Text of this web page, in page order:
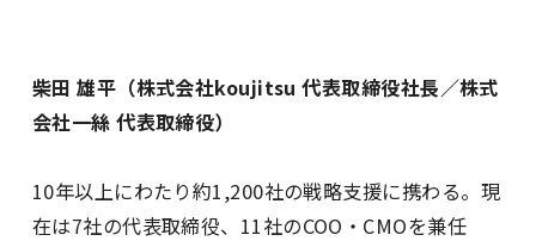
柴田 雄平（株式会社koujitsu 代表取締役社長／株式
会社一絲 代表取締役）
10年以上にわたり約1,200社の戦略支援に携わる。現
在は7社の代表取締役、11社のCOO・CMOを兼任